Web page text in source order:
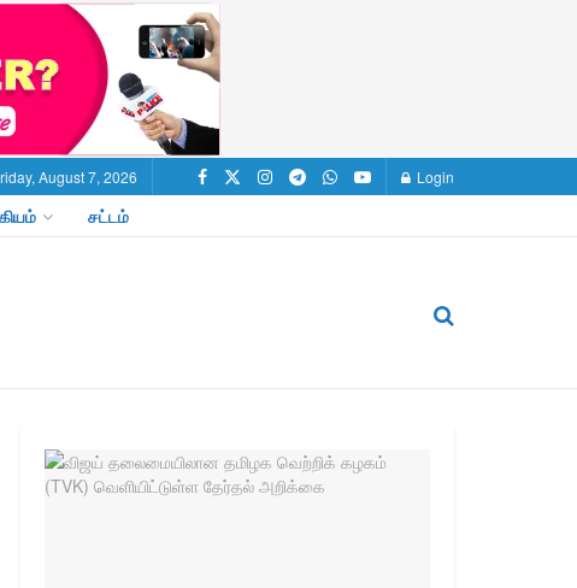
August 7, 2026 Login
சட்டம்